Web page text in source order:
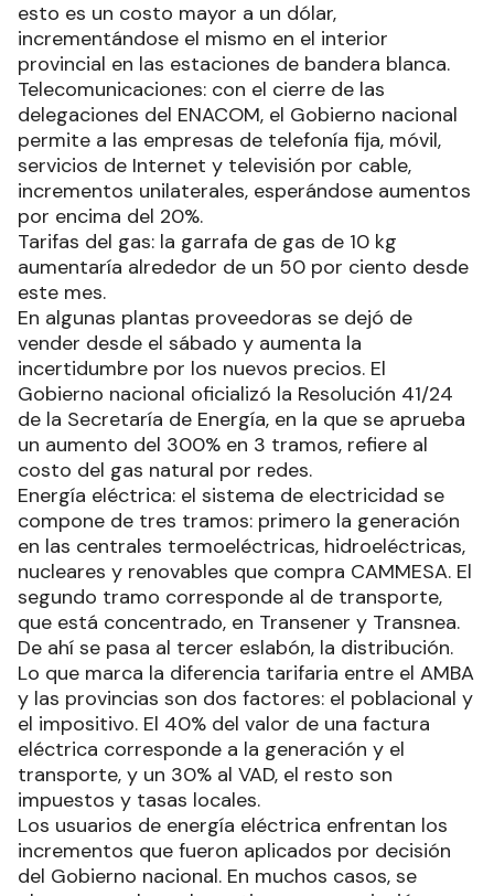
esto es un costo mayor a un dólar,
incrementándose el mismo en el interior
provincial en las estaciones de bandera blanca.
Telecomunicaciones: con el cierre de las
delegaciones del ENACOM, el Gobierno nacional
permite a las empresas de telefonía fija, móvil,
servicios de Internet y televisión por cable,
incrementos unilaterales, esperándose aumentos
por encima del 20%.
Tarifas del gas: la garrafa de gas de 10 kg
aumentaría alrededor de un 50 por ciento desde
este mes.
En algunas plantas proveedoras se dejó de
vender desde el sábado y aumenta la
incertidumbre por los nuevos precios. El
Gobierno nacional oficializó la Resolución 41/24
de la Secretaría de Energía, en la que se aprueba
un aumento del 300% en 3 tramos, refiere al
costo del gas natural por redes.
Energía eléctrica: el sistema de electricidad se
compone de tres tramos: primero la generación
en las centrales termoeléctricas, hidroeléctricas,
nucleares y renovables que compra CAMMESA. El
segundo tramo corresponde al de transporte,
que está concentrado, en Transener y Transnea.
De ahí se pasa al tercer eslabón, la distribución.
Lo que marca la diferencia tarifaria entre el AMBA
y las provincias son dos factores: el poblacional y
el impositivo. El 40% del valor de una factura
eléctrica corresponde a la generación y el
transporte, y un 30% al VAD, el resto son
impuestos y tasas locales.
Los usuarios de energía eléctrica enfrentan los
incrementos que fueron aplicados por decisión
del Gobierno nacional. En muchos casos, se